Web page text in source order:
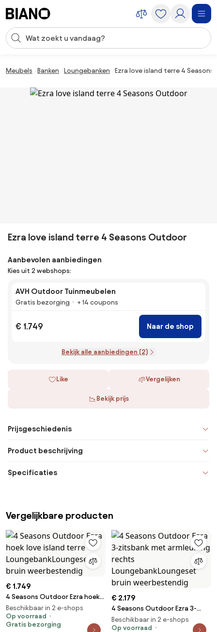
Zoekopdracht invoeren
Meubels Banken Loungebanken Ezra love island terre 4
Ezra love island terre 4 Seasons Outdoor
Aanbevolen aanbiedingen
Kies uit 2 webshops:
AVH Outdoor Tuinmeubelen
Gratis bezorging + 14 coupons
€ 1.749 Naar de shop
Bekijk alle aanbiedingen (2)
Like Vergelijken
Bekijk prijs
Prijsgeschiedenis
Product beschrijving
Specificaties
Vergelijkbare producten
€ 1.749
4 Seasons Outdoor Ezra hoek
love island terre
LoungebankLoungeset bruin
weerbestendig
Beschikbaar in 2 e-shops
Op voorraad
Gratis bezorging
€ 2.179
4 Seasons Outdoor Ezra 3-
zitsbank met armleuning
rechts LoungebankLoungeset
Beschikbaar in 2 e-shops
Op voorraad